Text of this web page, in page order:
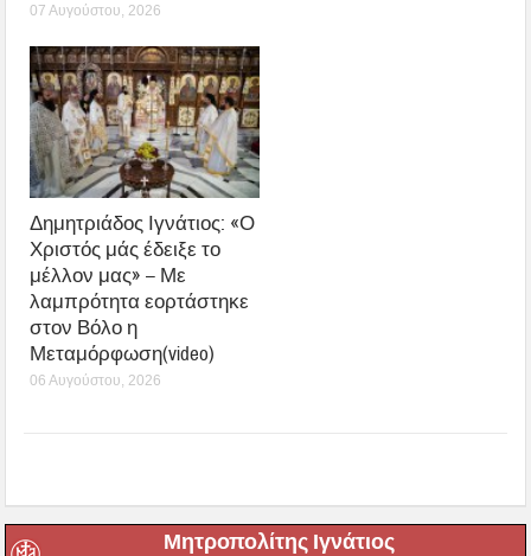
07 Αυγούστου, 2026
Δημητριάδος Ιγνάτιος: «Ο
Χριστός μάς έδειξε το
μέλλον μας» – Με
λαμπρότητα εορτάστηκε
στον Βόλο η
Μεταμόρφωση(video)
06 Αυγούστου, 2026
Μητροπολίτης Ιγνάτιος